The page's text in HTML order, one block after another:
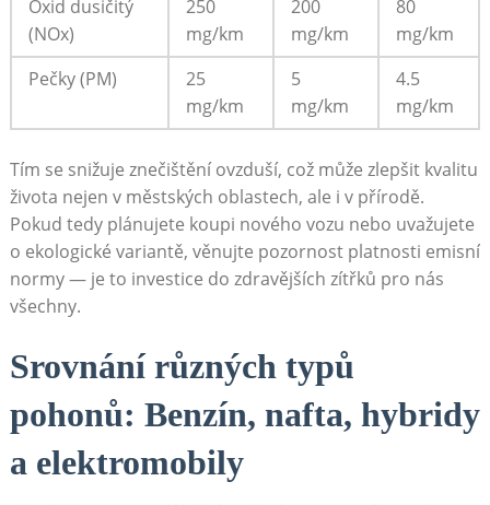
Oxid ⁤dusičitý⁤
(NOx)
250
⁣mg/km
200
mg/km
80
mg/km
Pečky (PM)
25
mg/km
5⁤
mg/km
4.5
mg/km
Tím ​se ⁢snižuje znečištění ovzduší, což může⁤ zlepšit kvalitu
života nejen v městských oblastech, ale​ i​ v přírodě.
Pokud tedy plánujete koupi nového vozu nebo uvažujete
o⁢ ekologické variantě,‌ věnujte⁣ pozornost platnosti emisní⁤
normy — je ⁤to ⁣investice do zdravějších⁣ zítřků​ pro nás
všechny.
Srovnání⁢ různých​ typů
⁢pohonů: Benzín, nafta, hybridy
a ⁢elektromobily